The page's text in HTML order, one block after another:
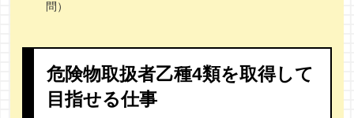
問）
危険物取扱者乙種4類を取得して
目指せる仕事